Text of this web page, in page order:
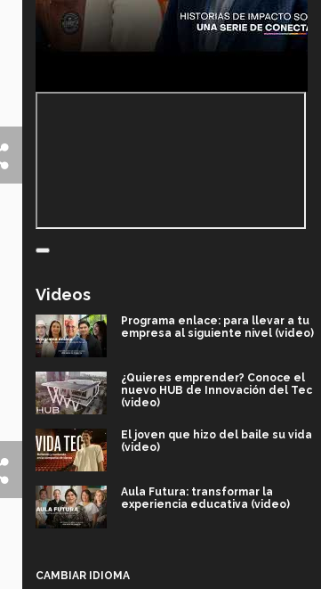
Videos
Programa enlace: para llevar a tu
empresa al siguiente nivel (video)
¿Quieres emprender? Conoce el
nuevo HUB de Innovación del Tec
(video)
El joven que hizo del baile su vida
(video)
Aula Futura: transformar la
experiencia educativa (video)
CAMBIAR IDIOMA